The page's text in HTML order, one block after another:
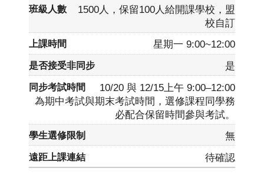
1500人，保留100人給開課學校，盟
校自訂
星期一 9:00~12:00
是
10/20 與 12/15上午 9:00–12:00
為期中考試與期末考試時間，選修課程同學務
必配合保留時間參與考試。
無
待確認